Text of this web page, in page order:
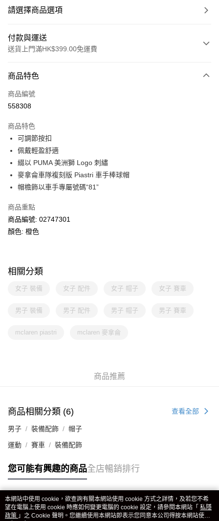
請選擇商品選項
付款與運送
送貨上門滿HK$399.00免運費
信用卡
線上付款
Alipay, PayMe, WeChat Pay, UnionPay, FPS
送貨方式
單筆訂單淨值滿$399可享免運費優惠
每筆HK$30.00，滿HK$399.00或以上免運費
滿$599可享澳門免運費優惠
商品特色
商品編號
558308
商品特色
可調節按扣
佩戴輕盈舒適
綴以 PUMA 美洲獅 Logo 刺繡
麥拿侖車隊複刻版 Piastri 車手棒球帽
帽檐飾以車手專屬號碼“81”
商品重點
商品編號: 02747301
顏色: 橙色
相關分類
女子 裝備 女子 配件 女子 帽子 女子 賽車
男子 裝備 男子 配件 男子 帽子 男子 賽車
mclaren piastri mclaren 麥拿侖
商品推薦
商品相關分類 (6) 查看全部
男子 裝備配飾 帽子
運動 賽車 裝備配飾
您可能有興趣的商品全店暢銷排行
熱門標籤
本網站中使用 cookie，欲查詢有關本網站使用 cookie 方式之詳情，及若您不希
望在電腦上使用 cookie 時應如何變更電腦的 cookie 設定，請參閱本網站「 私隱
政策 」之 Cookie 聲明。您繼續使用本網站即表示您同意本公司得按本網站使用